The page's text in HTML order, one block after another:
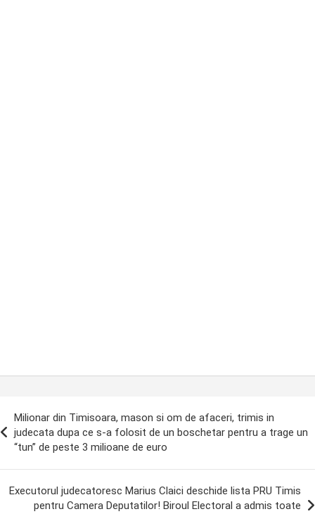
Milionar din Timisoara, mason si om de afaceri, trimis in
judecata dupa ce s-a folosit de un boschetar pentru a trage un
“tun” de peste 3 milioane de euro
Executorul judecatoresc Marius Claici deschide lista PRU Timis
pentru Camera Deputatilor! Biroul Electoral a admis toate